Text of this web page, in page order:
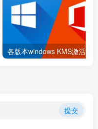
各版本windows KMS激活方
提交